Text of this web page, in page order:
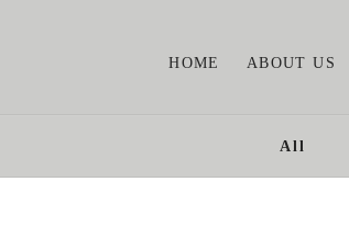
HOME ABOUT US
All